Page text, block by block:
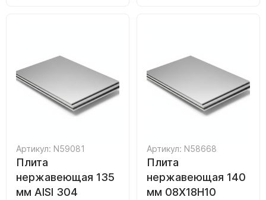
Артикул: N59081
Плита
нержавеющая 135
мм AISI 304
Артикул: N58668
Плита
нержавеющая 140
мм 08Х18Н10